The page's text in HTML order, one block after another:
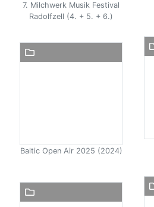
7. Milchwerk Musik Festival
Radolfzell (4. + 5. + 6.)
Baltic Open Air 2025 (2024)